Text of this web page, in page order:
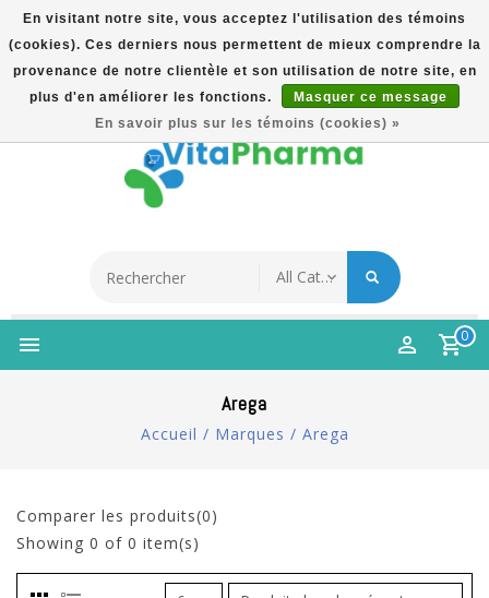
5% Korting Na Aanmelding Op Nieuwsbrief | Gratis
Verzending Vanaf €49 | Online Sinds 2007
Français
0
Arega
Accueil / Marques / Arega
Comparer les produits(0)
Showing 0 of 0 item(s)
En visitant notre site, vous acceptez l'utilisation des témoins
(cookies). Ces derniers nous permettent de mieux comprendre la
provenance de notre clientèle et son utilisation de notre site, en
plus d'en améliorer les fonctions.
Masquer ce message
En savoir plus sur les témoins (cookies) »